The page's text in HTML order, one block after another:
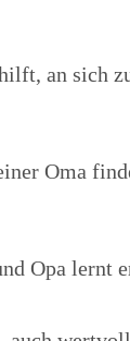
an sich
Oma
Opa lernt